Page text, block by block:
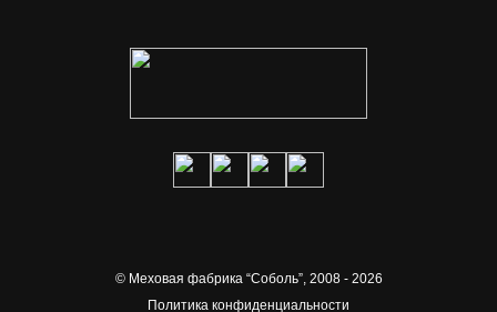
© Меховая фабрика “Соболь”,2008 - 2026
Политика конфиденциальности